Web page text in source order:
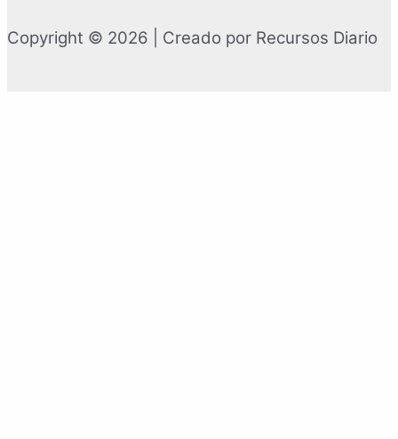
Copyright © 2026 | Creado por Recursos Diario